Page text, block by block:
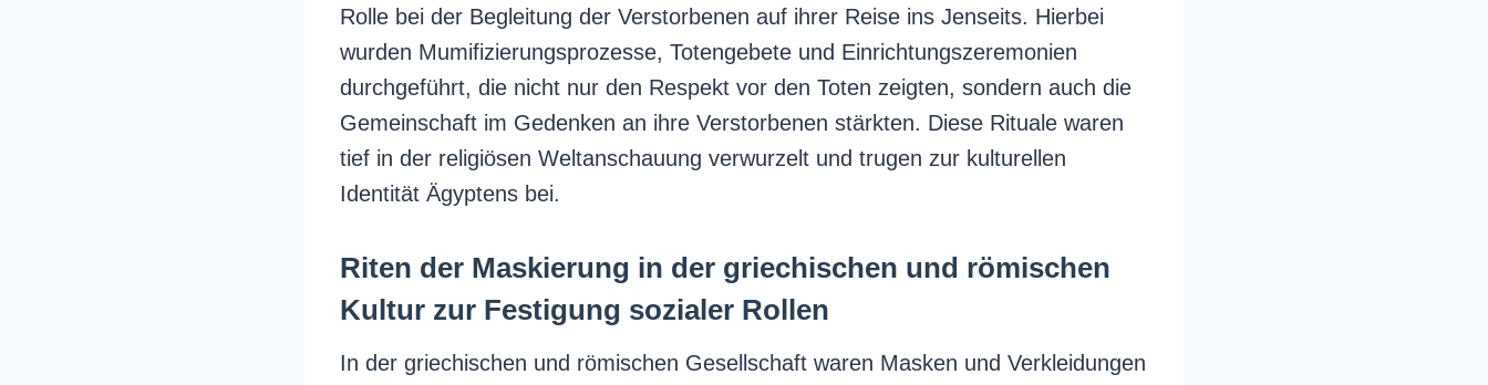
Rolle bei der Begleitung der Verstorbenen auf ihrer Reise ins Jenseits. Hierbei
wurden Mumifizierungsprozesse, Totengebete und Einrichtungszeremonien
durchgeführt, die nicht nur den Respekt vor den Toten zeigten, sondern auch die
Gemeinschaft im Gedenken an ihre Verstorbenen stärkten. Diese Rituale waren
tief in der religiösen Weltanschauung verwurzelt und trugen zur kulturellen
Identität Ägyptens bei.
Riten der Maskierung in der griechischen und römischen
Kultur zur Festigung sozialer Rollen
In der griechischen und römischen Gesellschaft waren Masken und Verkleidungen